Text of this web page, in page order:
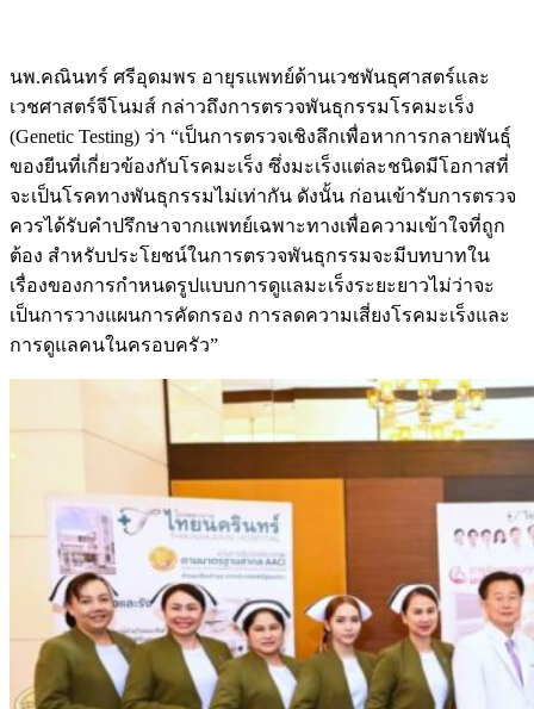
นพ.คณินทร์ ศรีอุดมพร อายุรแพทย์ด้านเวชพันธุศาสตร์และ
เวชศาสตร์จีโนมส์ กล่าวถึงการตรวจพันธุกรรมโรคมะเร็ง
(Genetic Testing) ว่า “เป็นการตรวจเชิงลึกเพื่อหาการกลายพันธุ์
ของยีนที่เกี่ยวข้องกับโรคมะเร็ง ซึ่งมะเร็งแต่ละชนิดมีโอกาสที่
จะเป็นโรคทางพันธุกรรมไม่เท่ากัน ดังนั้น ก่อนเข้ารับการตรวจ
ควรได้รับคำปรึกษาจากแพทย์เฉพาะทางเพื่อความเข้าใจที่ถูก
ต้อง สำหรับประโยชน์ในการตรวจพันธุกรรมจะมีบทบาทใน
เรื่องของการกำหนดรูปแบบการดูแลมะเร็งระยะยาวไม่ว่าจะ
เป็นการวางแผนการคัดกรอง การลดความเสี่ยงโรคมะเร็งและ
การดูแลคนในครอบครัว”